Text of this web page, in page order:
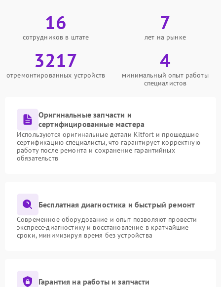
16
сотрудников в штате
7
лет на рынке
3217
отремонтированных устройств
4
минимальный опыт работы
специалистов
Оригинальные запчасти и
сертифицированные мастера
Используются оригинальные детали Kitfort и прошедшие
сертификацию специалисты, что гарантирует корректную
работу после ремонта и сохранение гарантийных
обязательств
Бесплатная диагностика и быстрый ремонт
Современное оборудование и опыт позволяют провести
экспресс-диагностику и восстановление в кратчайшие
сроки, минимизируя время без устройства
Гарантия на работы и запчасти